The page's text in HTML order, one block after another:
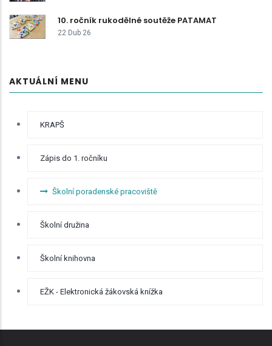
10. ročník rukodělné soutěže PATAMAT
22 Dub 26
AKTUÁLNÍ MENU
RYCHLÉ
BOČNÍKRAPŠ
Zápis do 1. ročníku
Školní poradenské pracoviště
Školní družina
Školní knihovna
EŽK - Elektronická žákovská knížka